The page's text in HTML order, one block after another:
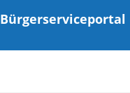
Bürgerserviceportal